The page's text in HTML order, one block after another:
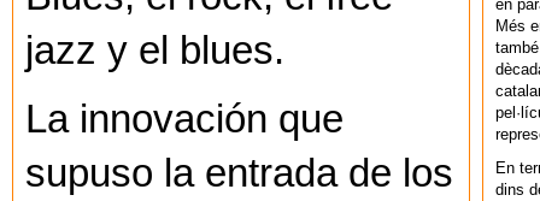
jazz y el blues.
La innovación que
supuso la entrada de los
en
Més
En
dins